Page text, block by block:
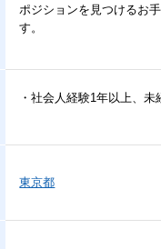
ポジションを見つけるお
す。
・社会人経験1年以上、未
東京都